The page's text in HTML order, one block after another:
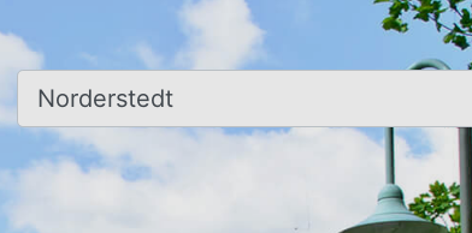
Ort, Stadt